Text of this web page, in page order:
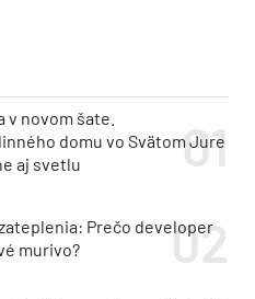
novom šate.
domu vo Svätom Jure
aj svetlu
Prečo developer
murivo?